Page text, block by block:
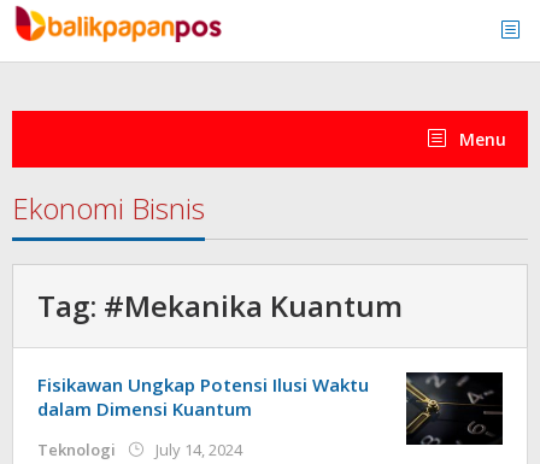
Skip
to
content
Menu
Ekonomi Bisnis
Tag: #Mekanika Kuantum
Fisikawan Ungkap Potensi Ilusi Waktu
dalam Dimensi Kuantum
Teknologi July 14, 2024by